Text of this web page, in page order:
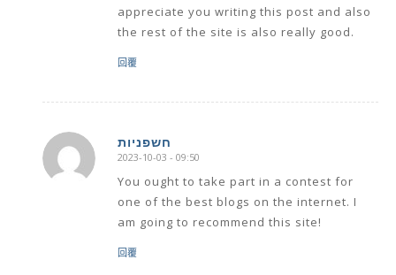
appreciate you writing this post and also
the rest of the site is also really good.
回覆
חשפניות
says:
2023-10-03 - 09:50
You ought to take part in a contest for
one of the best blogs on the internet. I
am going to recommend this site!
回覆